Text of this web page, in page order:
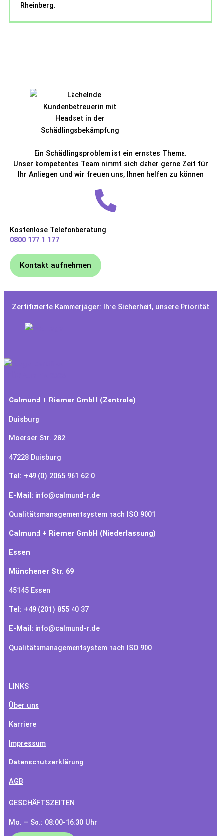
Rheinberg.
Ein Schädlingsproblem ist ein ernstes Thema.
Unser kompetentes Team nimmt sich daher gerne Zeit für
Ihr Anliegen und wir freuen uns, Ihnen helfen zu können
Kostenlose Telefonberatung
0800 177 1 177
Kontakt aufnehmen
Zertifizierte Kammerjäger: Ihre Sicherheit, unsere Priorität
Calmund + Riemer GmbH (Zentrale)
Duisburg
Moerser Str. 282
47228 Duisburg
Tel: +49 (0) 2065 961 62 0
E-Mail: info@calmund-r.de
Qualitätsmanagementsystem nach ISO 9001
Calmund + Riemer GmbH (Niederlassung)
Essen
Münchener Str. 69
45145 Essen
Tel: +49 (201) 855 40 37
E-Mail: info@calmund-r.de
Qualitätsmanagementsystem nach ISO 900
LINKS
Über uns
Karriere
Impressum
Datenschutzerklärung
AGB
GESCHÄFTSZEITEN
Mo. – So.: 08:00-16:30 Uhr